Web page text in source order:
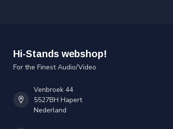
Hi-Stands webshop!
For the Finest Audio/Video
Venbroek 44
5527BH Hapert
Nederland